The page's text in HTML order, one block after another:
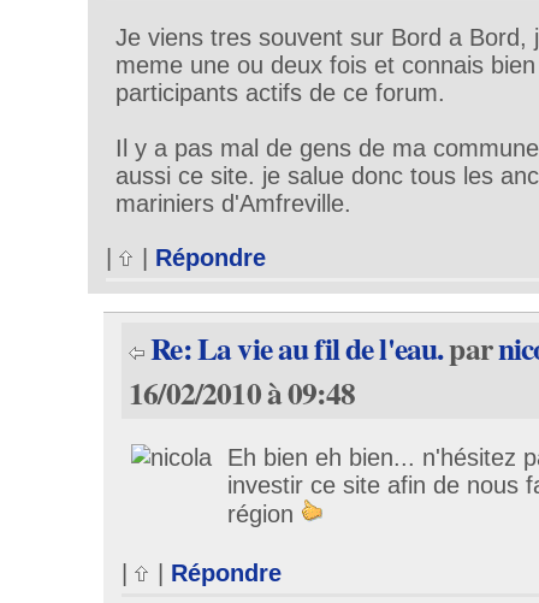
Je viens tres souvent sur Bord a Bord,
meme une ou deux fois et connais
participants actifs de ce forum.
Il y a pas mal de gens de ma
aussi ce site. je salue donc tous les
mariniers d'Amfreville.
| Répondre
Re: La vie au fil de l'eau.par
16/02/2010 à 09:48
Eh bien eh bien... n'hésitez
investir ce site afin de nous
région
| Répondre